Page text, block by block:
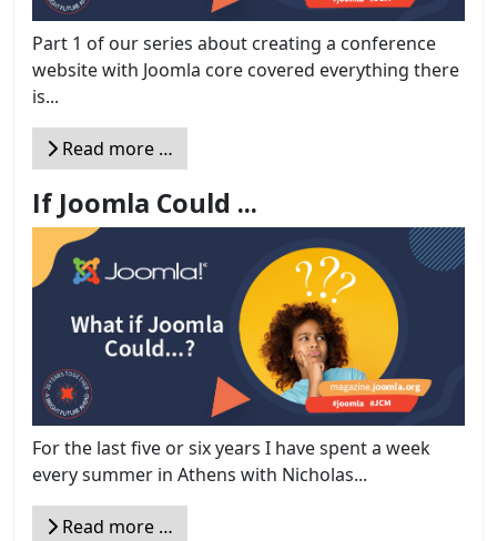
Part 1 of our series about creating a conference
website with Joomla core covered everything there
is...
Read more …
If Joomla Could ...
For the last five or six years I have spent a week
every summer in Athens with Nicholas...
Read more …